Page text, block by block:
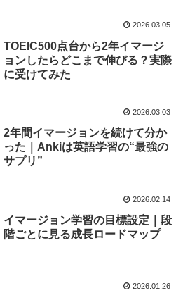
2026.03.05
TOEIC500点台から2年イマージ
ョンしたらどこまで伸びる？実際
に受けてみた
2026.03.03
2年間イマージョンを続けて分か
った｜Ankiは英語学習の“最強の
サプリ”
2026.02.14
イマージョン学習の目標設定｜段
階ごとに見る成長ロードマップ
2026.01.26